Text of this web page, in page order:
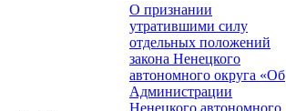
О признании
утратившими силу
отдельных положений
закона Ненецкого
автономного округа «Об
Администрации
Ненецкого автономного